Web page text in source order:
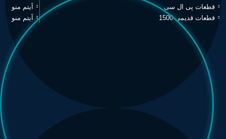
قطعات پی ال سی
قطعات قدیمی 1500
آیتم منو
آیتم منو